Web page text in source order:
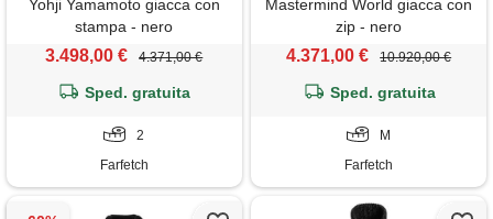
Yohji Yamamoto giacca con
stampa - nero
3.498,00 € 4.371,00 €
Sped. gratuita
2
Farfetch
Mastermind World giacca con
zip - nero
4.371,00 € 10.920,00 €
Sped. gratuita
M
Farfetch